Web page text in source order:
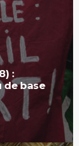
:
de base